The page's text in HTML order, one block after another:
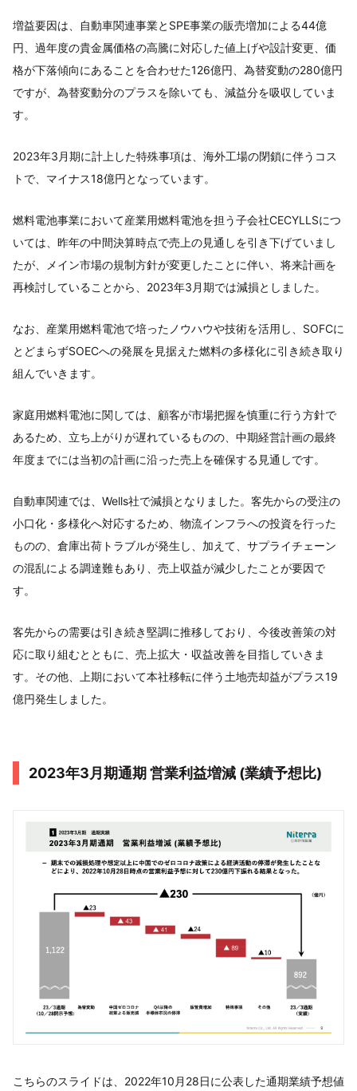
増益要因は、自動車関連事業とSPE事業の販売増加による44億
円、過年度の貴金属価格の高騰に対応した値上げや設計変更、価
格が下落傾向にあることを合わせた126億円、為替変動の280億円
ですが、為替変動分のプラスを除いても、減益分を吸収していま
す。
2023年3月期に計上した特殊事項は、海外工場の閉鎖に伴うコス
トで、マイナス18億円となっています。
燃料電池事業において産業用燃料電池を担う子会社CECYLLSにつ
いては、昨年の中間決算時点で売上の見通しを引き下げていまし
たが、メイン市場の規制方針が変更したことに伴い、将来計画を
再検討していることから、2023年3月期では減損としました。
なお、産業用燃料電池で培ったノウハウや技術を活用し、SOFCに
とどまらずSOECへの発展を見据えた燃料の多様化に引き続き取り
組んでいきます。
家庭用燃料電池に関しては、顧客が市場把握を慎重に行う方針で
あるため、立ち上がりが遅れているものの、中期経営計画の最終
年度までには当初の計画に沿った売上を確保する見通しです。
自動車関連では、Wells社で減損となりました。客先からの受注の
小口化・多様化へ対応するため、物流インフラへの投資を行った
ものの、倉庫出荷トラブルが発生し、加えて、サプライチェーン
の混乱による調達難もあり、売上収益が減少したことが要因で
す。
客先からの需要は引き続き堅調に推移しており、今後改善策の対
応に取り組むとともに、売上拡大・収益改善を目指していきま
す。その他、上期において本社移転に伴う土地売却益がプラス19
億円発生しました。
2023年3月期通期 営業利益増減 (業績予想比)
こちらのスライドは、2022年10月28日に公表した通期業績予想値